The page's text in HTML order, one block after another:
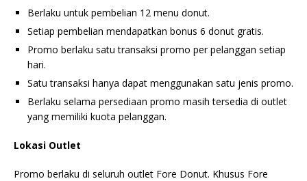
Berlaku untuk pembelian 12 menu donut.
Setiap pembelian mendapatkan bonus 6 donut gratis.
Promo berlaku satu transaksi promo per pelanggan setiap
hari.
Satu transaksi hanya dapat menggunakan satu jenis promo.
Berlaku selama persediaan promo masih tersedia di outlet
yang memiliki kuota pelanggan.
Lokasi Outlet
Promo berlaku di seluruh outlet Fore Donut. Khusus Fore